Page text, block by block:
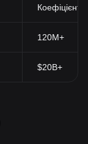
Коефіцієнт
120M+
$20B+